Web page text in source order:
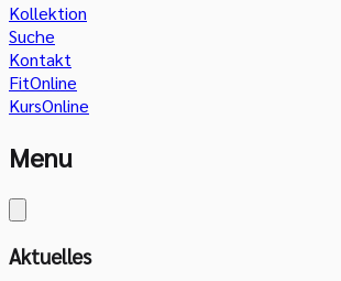
Kollektion
Suche
Kontakt
FitOnline
KursOnline
Menu
Aktuelles